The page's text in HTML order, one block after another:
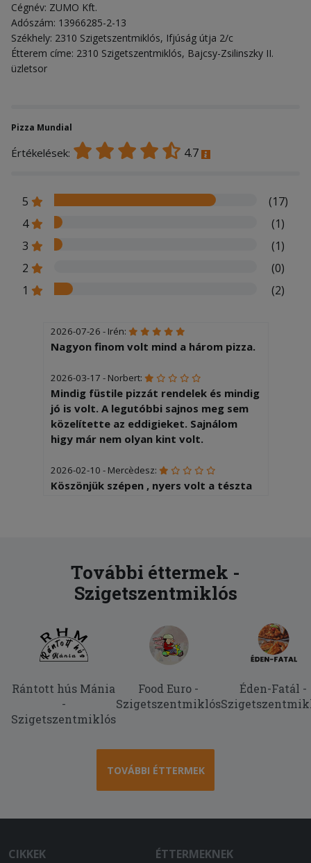
Cégnév: ZUMO Kft.
Adószám: 13966285-2-13
Székhely: 2310 Szigetszentmiklós, Ifjúság útja 2/c
Étterem címe: 2310 Szigetszentmiklós, Bajcsy-Zsilinszky II.
üzletsor
Pizza Mundial
Értékelések: 4.7
5
(17)
4
(1)
3
(1)
2
(0)
1
(2)
2026-07-26 - Irén:
Nagyon finom volt mind a három pizza.
2026-03-17 - Norbert:
Mindig füstile pizzát rendelek és mindig
jó is volt. A legutóbbi sajnos meg sem
közelítette az eddigieket. Sajnálom
higy már nem olyan kint volt.
2026-02-10 - Mercèdesz:
Köszönjük szépen , nyers volt a tészta
2025-11-12 - Ágnes:
Minden nagyon finom volt
2025-10-18 - Erzsébet:
Gyorsan kiszállításra került, az ételek
ízletesek
2025-07-13 - Káeoly:
Kicsit olajos volt, de laktató! Rendesen
át volt sülve! Más ételt nem ettem még
További éttermek -
Szigetszentmiklós
Rántott hús Mánia
-
Szigetszentmiklós
Food Euro -
Szigetszentmiklós
Éden-Fatál -
TOVÁBBI ÉTTERMEK
CIKKEK
ÉTTERMEKNEK